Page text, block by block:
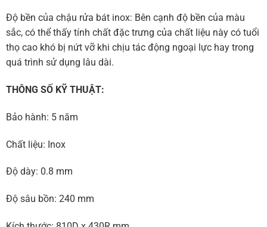
Độ bền của chậu rửa bát inox: Bên cạnh độ bền của màu
sắc, có thể thấy tính chất ­đặc trưng của chất liệu này có tuổi
thọ cao khó bị nứt vỡ khi chịu tác ­động ngoại lực hay trong
quá trình sử dụng lâu dài.
THÔNG SỐ KỸ THUẬT:
Bảo hành: 5 năm
Chất liệu: Inox
Độ dày: 0.8 mm
Độ sâu bồn: 240 mm